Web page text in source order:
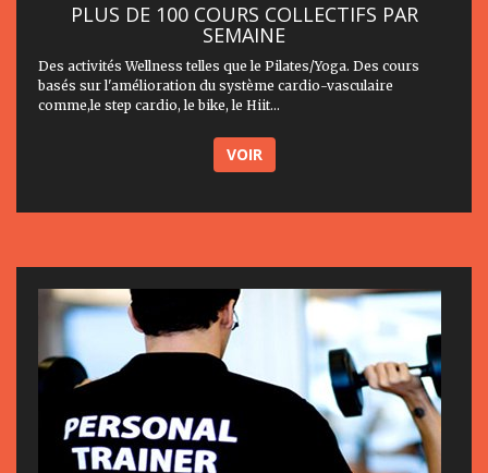
PLUS DE 100 COURS COLLECTIFS PAR
SEMAINE
Des activités Wellness telles que le Pilates/Yoga. Des cours
basés sur l'amélioration du système cardio-vasculaire
comme,le step cardio, le bike, le Hiit...
VOIR